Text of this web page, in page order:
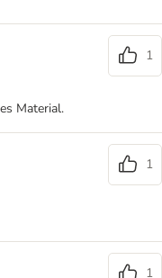
1
Material.
1
1